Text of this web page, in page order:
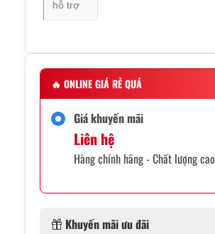
hỗ trợ
🔥 ONLINE GIÁ RẺ QUÁ
Giá khuyến mãi
Liên hệ
Hàng chính hãng - Chất lượng cao
Khuyến mãi ưu đãi